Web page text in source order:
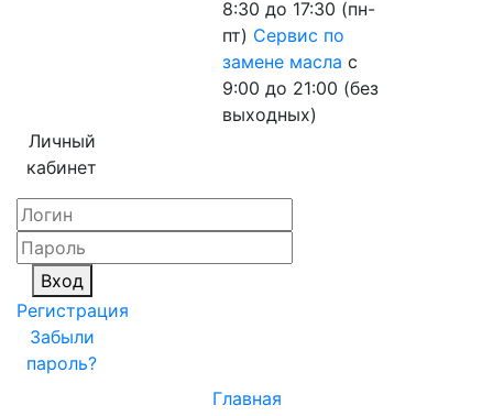
8:30 до 17:30 (пн-
пт) Сервис по
замене масла с
9:00 до 21:00 (без
выходных)
Личный
кабинет
Вход
Регистрация
Забыли
пароль?
Главная